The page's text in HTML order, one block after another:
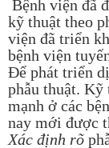
Bệnh viện đã
kỹ thuật theo
viện đã triển
bệnh viện
Để phát triển
phẫu thuật. Kỹ
mạnh ở các
nay mới được
Xác định rõ